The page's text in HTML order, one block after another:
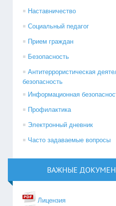
Наставничество
Социальный педагог
Прием граждан
Безопасность
Антитеррористическая
безопасность
Информационная
Профилактика
Электронный дневник
Часто задаваемые вопросы
ВАЖНЫЕ
Лицензия